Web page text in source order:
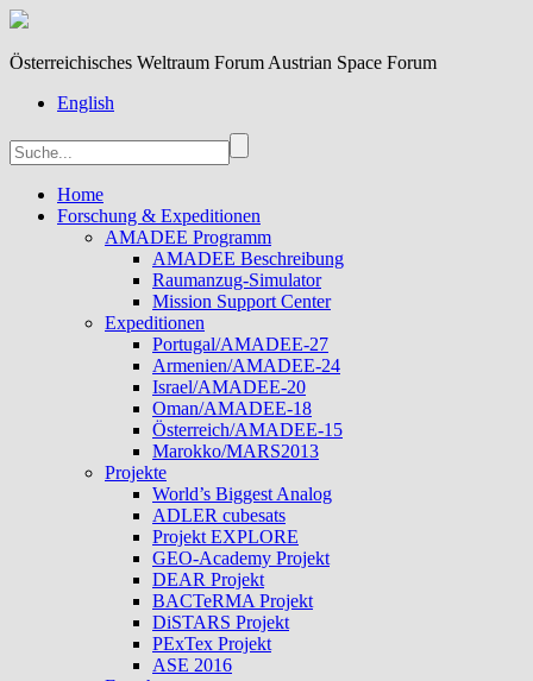
Österreichisches Weltraum Forum Austrian Space Forum
English
Home
Forschung & Expeditionen
AMADEE Programm
AMADEE Beschreibung
Raumanzug-Simulator
Mission Support Center
Expeditionen
Portugal/AMADEE-27
Armenien/AMADEE-24
Israel/AMADEE-20
Oman/AMADEE-18
Österreich/AMADEE-15
Marokko/MARS2013
Projekte
World’s Biggest Analog
ADLER cubesats
Projekt EXPLORE
GEO-Academy Projekt
DEAR Projekt
BACTeRMA Projekt
DiSTARS Projekt
PExTex Projekt
ASE 2016